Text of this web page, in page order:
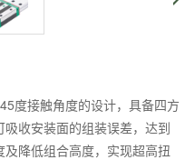
度接触角度的设计，具备四方
收安装面的组装误差，达到
降低组合高度，实现超高扭